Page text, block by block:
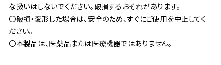
な扱いはしないでください。破損するおそれがあります。
〇破損・変形した場合は、安全のため、すぐにご使用を中止してく
ださい。
〇本製品は、医薬品または医療機器ではありません。